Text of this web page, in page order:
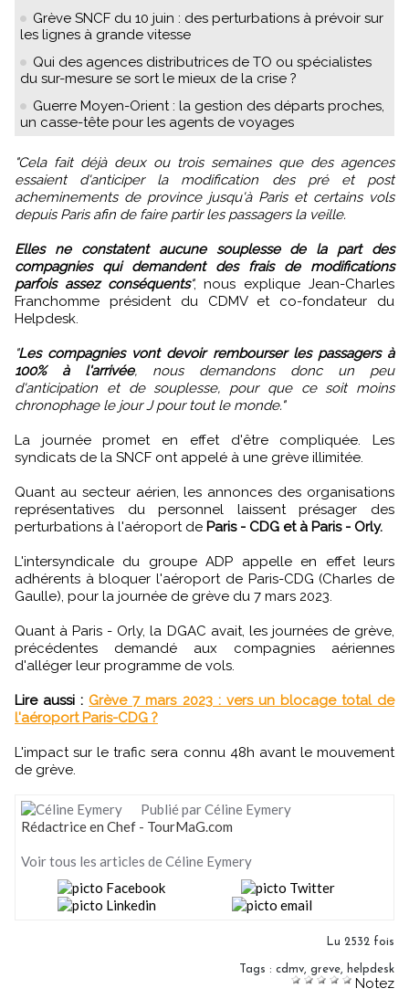
Grève SNCF du 10 juin : des perturbations à prévoir sur
les lignes à grande vitesse
Qui des agences distributrices de TO ou spécialistes
du sur-mesure se sort le mieux de la crise ?
Guerre Moyen-Orient : la gestion des départs proches,
un casse-tête pour les agents de voyages
"Cela fait déjà deux ou trois semaines que des agences
essaient d'anticiper la modification des pré et post
acheminements de province jusqu'à Paris et certains vols
depuis Paris afin de faire partir les passagers la veille.
Elles ne constatent aucune souplesse de la part des
compagnies qui demandent des frais de modifications
parfois assez conséquents", nous explique Jean-Charles
Franchomme président du CDMV et co-fondateur du
Helpdesk.
"Les compagnies vont devoir rembourser les passagers à
100% à l'arrivée, nous demandons donc un peu
d'anticipation et de souplesse, pour que ce soit moins
chronophage le jour J pour tout le monde."
La journée promet en effet d'être compliquée. Les
syndicats de la SNCF ont appelé à une grève illimitée.
Quant au secteur aérien, les annonces des organisations
représentatives du personnel laissent présager des
perturbations à l'aéroport de Paris - CDG et à Paris - Orly.
L'intersyndicale du groupe ADP appelle en effet leurs
adhérents à bloquer l'aéroport de Paris-CDG (Charles de
Gaulle), pour la journée de grève du 7 mars 2023.
Quant à Paris - Orly, la DGAC avait, les journées de grève,
précédentes demandé aux compagnies aériennes
d'alléger leur programme de vols.
Lire aussi : Grève 7 mars 2023 : vers un blocage total de
l'aéroport Paris-CDG ?
L'impact sur le trafic sera connu 48h avant le mouvement
de grève.
Publié par Céline Eymery
Rédactrice en Chef - TourMaG.com
Voir tous les articles de Céline Eymery
Lu 2532 fois
Tags : cdmv, greve, helpdesk
Notez